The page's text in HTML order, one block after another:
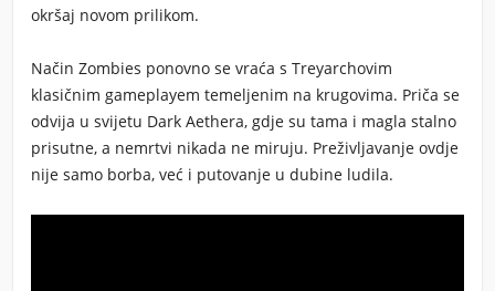
okršaj novom prilikom.
Način Zombies ponovno se vraća s Treyarchovim
klasičnim gameplayem temeljenim na krugovima. Priča se
odvija u svijetu Dark Aethera, gdje su tama i magla stalno
prisutne, a nemrtvi nikada ne miruju. Preživljavanje ovdje
nije samo borba, već i putovanje u dubine ludila.